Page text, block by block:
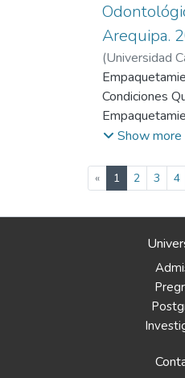
Arequipa.
(Universidad
2006-06-13)
Ivana
Condiciones
la Impacción
Etiología de la
Hueso
Show more
« 1(current)
2 3 4